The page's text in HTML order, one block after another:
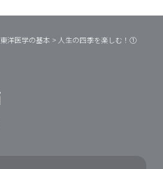
東洋医学の基本 > 人生の四季を楽しむ！①